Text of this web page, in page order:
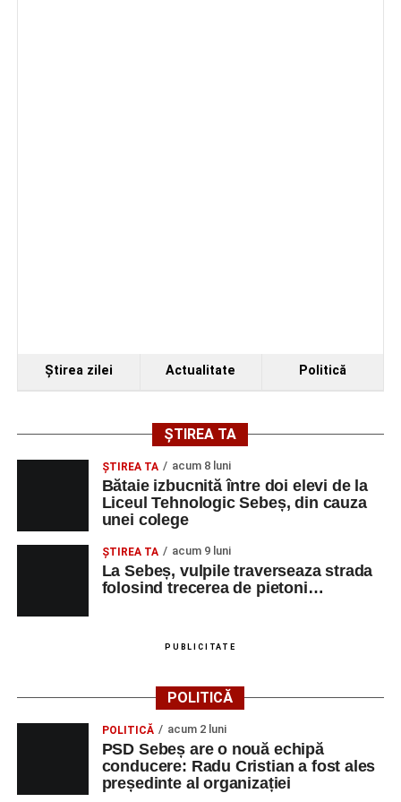
avea loc pe parcursul taberei, oferind comunității din
și de a lua parte la un veritabil schimb cultural prin
Adaugă-ne ca sursă preferată
Urmărește-ne pe Google News
iluminatului public pe timpul nopții, în contextul
apelului la economii al Guvernului Bolojan
Duminică, 23 august 2026, Râpa Roșie găzduiește
cea de-a III-a ediție a concursului „CicloAventurier
de Sebeș”
Ştirea zilei Actualitate Politică
ȘTIREA TA
ŞTIREA TA acum 8 luni
Bătaie izbucnită între doi elevi de la
Liceul Tehnologic Sebeș, din cauza
unei colege
ŞTIREA TA acum 9 luni
La Sebeș, vulpile traverseaza strada
folosind trecerea de pietoni…
PUBLICITATE
POLITICĂ
POLITICĂ acum 2 luni
PSD Sebeș are o nouă echipă
conducere: Radu Cristian a fost ales
președinte al organizației